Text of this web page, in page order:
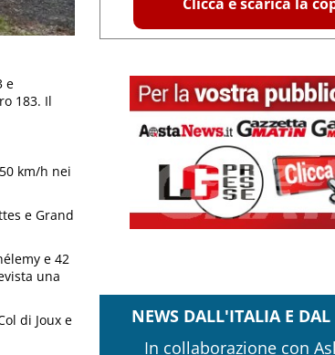
e
183. Il
km/h nei
e Grand
e 42
una
di Joux e
NEWS DALL'ITALIA E
In collaborazione con